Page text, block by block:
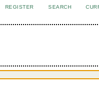
REGISTER SEARCH